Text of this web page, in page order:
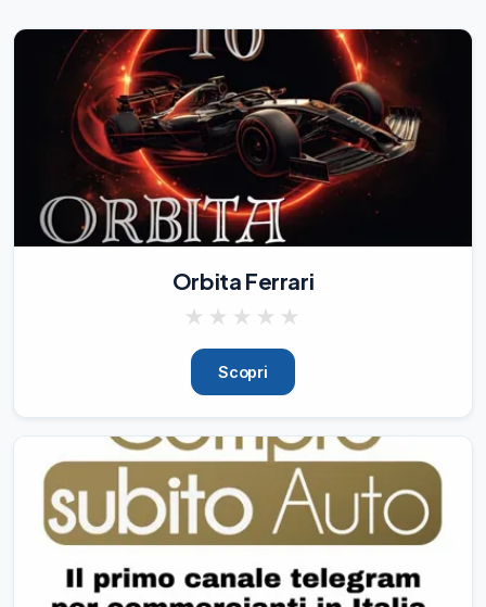
Orbita Ferrari
★ ★ ★ ★ ★
Scopri